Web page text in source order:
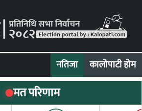
नतिजा कालोपाटी होम
मत परिणाम